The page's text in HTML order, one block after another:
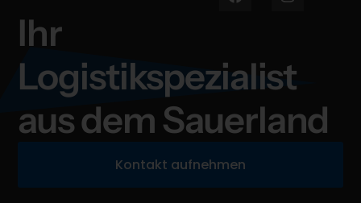
Ihr
Logistikspezialist
aus dem Sauerland
Kontakt aufnehmen